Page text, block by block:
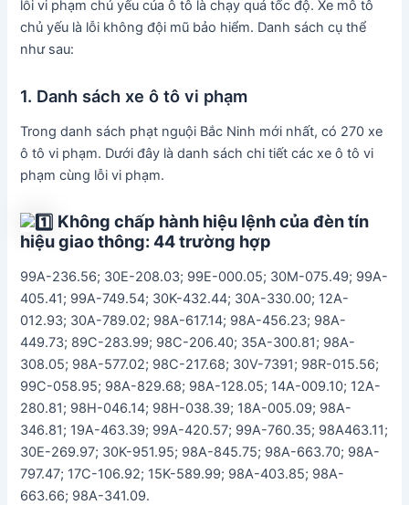
lỗi vi phạm chủ yếu của ô tô là chạy quá tốc độ. Xe mô tô
chủ yếu là lỗi không đội mũ bảo hiểm. Danh sách cụ thể
như sau:
1. Danh sách xe ô tô vi phạm
Trong danh sách phạt nguội Bắc Ninh mới nhất, có 270 xe
ô tô vi phạm. Dưới đây là danh sách chi tiết các xe ô tô vi
phạm cùng lỗi vi phạm.
Không chấp hành hiệu lệnh của đèn tín
hiệu giao thông: 44 trường hợp
99A-236.56; 30E-208.03; 99E-000.05; 30M-075.49; 99A-
405.41; 99A-749.54; 30K-432.44; 30A-330.00; 12A-
012.93; 30A-789.02; 98A-617.14; 98A-456.23; 98A-
449.73; 89C-283.99; 98C-206.40; 35A-300.81; 98A-
308.05; 98A-577.02; 98C-217.68; 30V-7391; 98R-015.56;
99C-058.95; 98A-829.68; 98A-128.05; 14A-009.10; 12A-
280.81; 98H-046.14; 98H-038.39; 18A-005.09; 98A-
346.81; 19A-463.39; 99A-420.57; 99A-760.35; 98A463.11;
30E-269.97; 30K-951.95; 98A-845.75; 98A-663.70; 98A-
797.47; 17C-106.92; 15K-589.99; 98A-403.85; 98A-
663.66; 98A-341.09.